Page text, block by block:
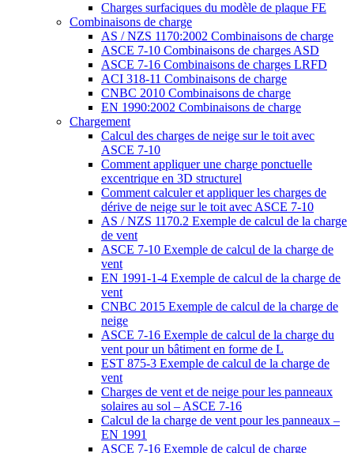
Charges surfaciques du modèle de plaque FE
Combinaisons de charge
AS / NZS 1170:2002 Combinaisons de charge
ASCE 7-10 Combinaisons de charges ASD
ASCE 7-16 Combinaisons de charges LRFD
ACI 318-11 Combinaisons de charge
CNBC 2010 Combinaisons de charge
EN 1990:2002 Combinaisons de charge
Chargement
Calcul des charges de neige sur le toit avec
ASCE 7-10
Comment appliquer une charge ponctuelle
excentrique en 3D structurel
Comment calculer et appliquer les charges de
dérive de neige sur le toit avec ASCE 7-10
AS / NZS 1170.2 Exemple de calcul de la charge
de vent
ASCE 7-10 Exemple de calcul de la charge de
vent
EN 1991-1-4 Exemple de calcul de la charge de
vent
CNBC 2015 Exemple de calcul de la charge de
neige
ASCE 7-16 Exemple de calcul de la charge du
vent pour un bâtiment en forme de L
EST 875-3 Exemple de calcul de la charge de
vent
Charges de vent et de neige pour les panneaux
solaires au sol – ASCE 7-16
Calcul de la charge de vent pour les panneaux –
EN 1991
ASCE 7-16 Exemple de calcul de charge